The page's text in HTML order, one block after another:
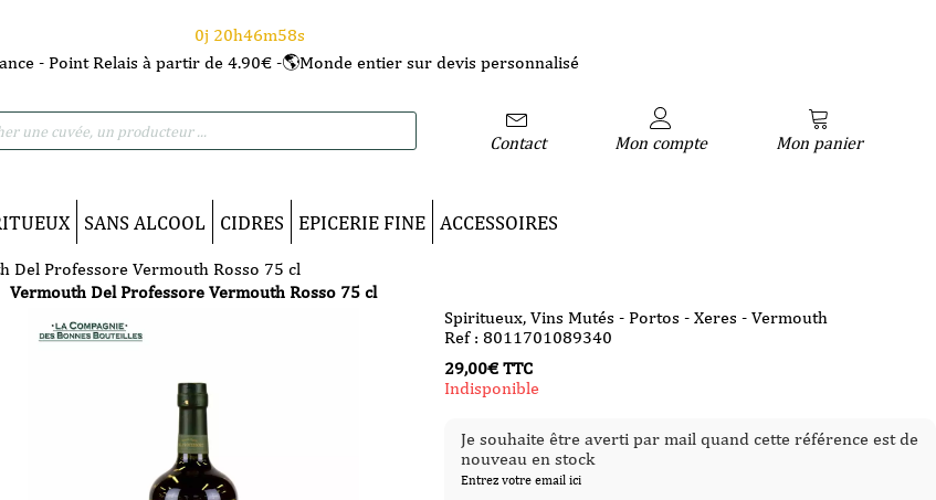
0j 20h46m57s
- Point Relais à partir de 4.90€ -🌎Monde entier sur devis personnalisé
Contact Mon compte Mon panier
SANS ALCOOL CIDRES EPICERIE FINE ACCESSOIRES
Del Professore Vermouth Rosso 75 cl
Vermouth Del Professore Vermouth Rosso 75 cl
Spiritueux,Vins Mutés - Portos - Xeres - Vermouth
Ref : 8011701089340
29,00€ TTC
Indisponible
Je souhaite être averti par mail quand cette référence est de
nouveau en stock
Entrez votre email ici